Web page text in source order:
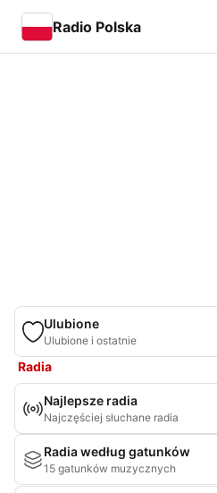
Radio Polska
Ulubione
Ulubione i ostatnie
Radia
Najlepsze radia
Najczęściej słuchane radia
Radia według gatunków
15 gatunków muzycznych